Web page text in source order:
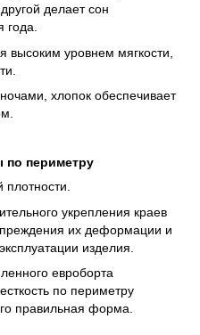
делает сон
высоким уровнем мягкости,
хлопок обеспечивает
по периметру
плотности.
укрепления краев
их деформации и
изделия.
евроборта
по периметру
правильная форма.